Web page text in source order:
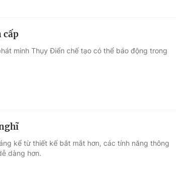
cấp
minh Thụy Điển chế tạo có thể báo động trong
kể từ thiết kế bắt mắt hơn, các tính năng thông
dàng hơn.